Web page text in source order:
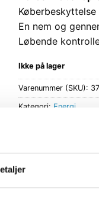
En nem og
Løbende
Ikke på lager
Varenummer (SKU):
Kategori: Energi